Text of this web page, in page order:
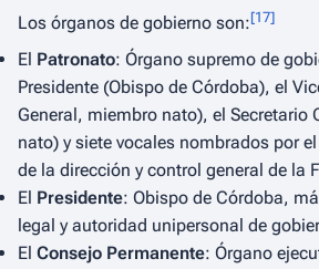
Los órganos de gobierno son:[17]
El Patronato: Órgano supremo de
Presidente (Obispo de Córdoba), el
General, miembro nato), el Secretario
nato) y siete vocales nombrados por
de la dirección y control general de la
El Presidente: Obispo de Córdoba,
legal y autoridad unipersonal de
El Consejo Permanente: Órgano